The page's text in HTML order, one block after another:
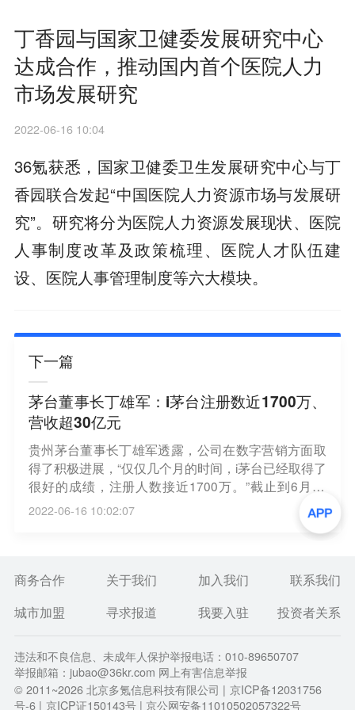
丁香园与国家卫健委发展研究中心
达成合作，推动国内首个医院人力
市场发展研究
2022-06-16 10:04
36氪获悉，国家卫健委卫生发展研究中心与丁
香园联合发起“中国医院人力资源市场与发展研
究”。研究将分为医院人力资源发展现状、医院
人事制度改革及政策梳理、医院人才队伍建
设、医院人事管理制度等六大模块。
下一篇
茅台董事长丁雄军：i茅台注册数近1700万、
营收超30亿元
贵州茅台董事长丁雄军透露，公司在数字营销方面取
得了积极进展，“仅仅几个月的时间，i茅台已经取得了
很好的成绩，注册人数接近1700万。”截止到6月14
号，i茅台已实现营业收入30亿~40亿元。今年4月29
日，丁雄军在贵州茅台业绩说明会上曾对外透露，i茅
台注册总人数突破1146万，收入11.88亿。（每经
2022-06-16 10:02:07
商务合作 关于我们 加入我们
联系我们
城市加盟
寻求报道 我要入驻 投资者关系
违法和不良信息、未成年人保护举报电话：010-89650707
举报邮箱：jubao@36kr.com 网上有害信息举报
© 2011~2026北京多氪信息科技有限公司 | 京ICP备12031756
号-6 | 京ICP证150143号 | 京公网安备11010502057322号